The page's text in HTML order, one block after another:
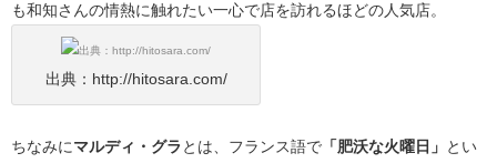
も和知さんの情熱に触れたい一心で店を訪れるほどの人気店。
出典：http://hitosara.com/
ちなみに マルディ・グラ とは、フランス語で 「肥沃な火曜日」
とい